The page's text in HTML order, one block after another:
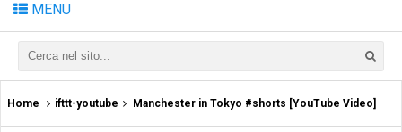
MENU
Home ifttt-youtube Manchester in Tokyo #shorts [YouTube Video]